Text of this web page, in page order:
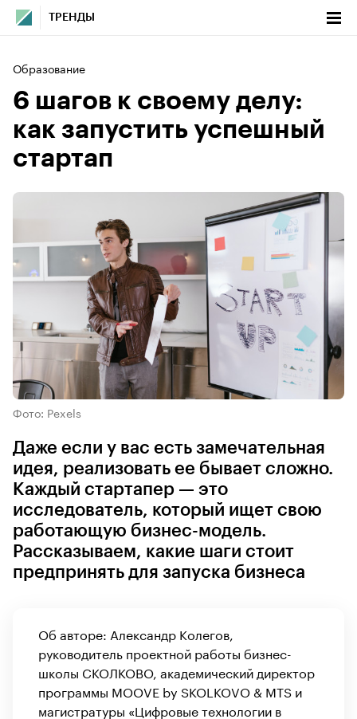
ТРЕНДЫ
Образование
6 шагов к своему делу:
как запустить успешный
стартап
Фото: Pexels
Даже если у вас есть замечательная
идея, реализовать ее бывает сложно.
Каждый стартапер — это
исследователь, который ищет свою
работающую бизнес-модель.
Рассказываем, какие шаги стоит
предпринять для запуска бизнеса
Об авторе: Александр Колегов,
руководитель проектной работы бизнес-
школы СКОЛКОВО, академический директор
программы MOOVE by SKOLKOVO & MTS и
магистратуры «Цифровые технологии в